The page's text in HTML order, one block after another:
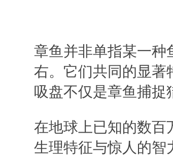
章鱼并非单指某一种
右。它们共同的显著
吸盘不仅是章鱼捕捉
在地球上已知的数百
生理特征与惊人的智